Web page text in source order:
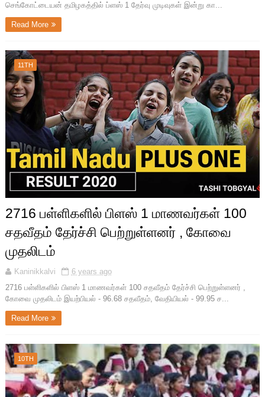
செங்கோட்டையன் தமிழகத்தில் ப்ளஸ் 1 தேர்வு முடிவுகள் இன்று கா...
Read More
11TH
2716 பள்ளிகளில் பிளஸ் 1 மாணவர்கள் 100
சதவீதம் தேர்ச்சி பெற்றுள்ளனர் , கோவை
முதலிடம்
Kaninikkalvi
6 years ago
2716 பள்ளிகளில் பிளஸ் 1 மாணவர்கள் 100 சதவீதம் தேர்ச்சி பெற்றுள்ளனர் ,
கோவை முதலிடம் இயற்பியல் - 96.68 சதவீதம், வேதியியல் - 99.95 ச...
Read More
10TH